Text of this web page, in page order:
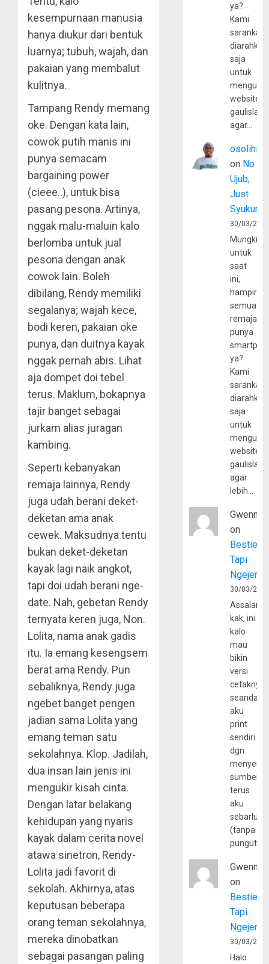
kesempurnaan manusia
hanya diukur dari bentuk
luarnya; tubuh, wajah, dan
pakaian yang membalut
kulitnya.
Tampang Rendy memang
oke. Dengan kata lain,
cowok putih manis ini
punya semacam
bargaining power
(cieee..), untuk bisa
pasang pesona. Artinya,
nggak malu-maluin kalo
berlomba untuk jual
pesona dengan anak
cowok lain. Boleh
dibilang, Rendy memiliki
segalanya; wajah kece,
bodi keren, pakaian oke
punya, dan duitnya kayak
nggak pernah abis. Lihat
aja dompet doi tebel
terus. Maklum, bokapnya
tajir banget sebagai
jurkam alias juragan
kambing.
Seperti kebanyakan
remaja lainnya, Rendy
juga udah berani deket-
deketan ama anak
cewek. Maksudnya tentu
bukan deket-deketan
kayak lagi naik angkot,
tapi doi udah berani nge-
date. Nah, gebetan Rendy
ternyata keren juga, Non.
Lolita, nama anak gadis
itu. Ia emang kesengsem
berat ama Rendy. Pun
sebaliknya, Rendy juga
ngebet banget pengen
jadian sama Lolita yang
emang teman satu
sekolahnya. Klop. Jadilah,
dua insan lain jenis ini
mengukir kisah cinta.
Dengan latar belakang
kehidupan yang nyaris
kayak dalam cerita novel
atawa sinetron, Rendy-
Lolita jadi favorit di
sekolah. Akhirnya, atas
keputusan beberapa
orang teman sekolahnya,
mereka dinobatkan
sebagai pasangan paling
ya?
Kami
sarankan,
diarahkan
saja
untuk
website
agar…
osolihin
on No
Ujub,
Just
Syukur
30/03/
Mungkin
untuk
saat
ini,
hampir
semua
remaja
punya
ya?
Kami
sarankan,
diarahkan
saja
untuk
website
agar
lebih…
Gwenny
on
Bestie
Tapi
30/03/
kak, ini
kalo
mau
bikin
versi
cetaknya
aku
print
sendiri
dgn
sumber
terus
aku
(tanpa
Gwenny
on
Bestie
Tapi
30/03/
Halo